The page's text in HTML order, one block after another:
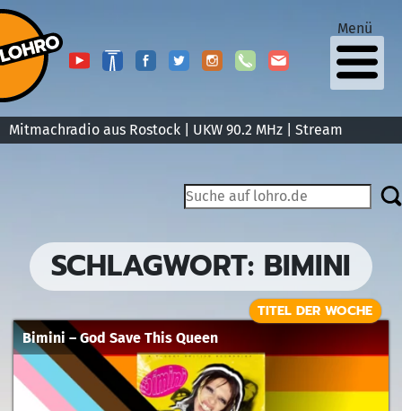
Mitmachradio aus Rostock | UKW 90.2 MHz | Stream
Menü
SCHLAGWORT: BIMINI
Bimini – God Save This Queen
TITEL DER WOCHE